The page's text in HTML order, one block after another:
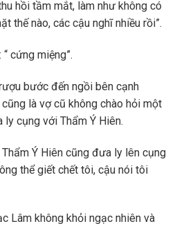
hồi tầm mắt, làm như không có
thế nào, các cậu nghĩ nhiều rồi”.
cứng miệng”.
bước đến ngồi bên cạnh
là vợ cũ không chào hỏi một
ly cụng với Thẩm Ý Hiên.
Thẩm Ý Hiên cũng đưa ly lên cụng
thể giết chết tôi, cậu nói tôi
Lâm không khỏi ngạc nhiên và